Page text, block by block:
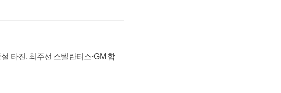
타진, 최주선 스텔란티스·GM 합